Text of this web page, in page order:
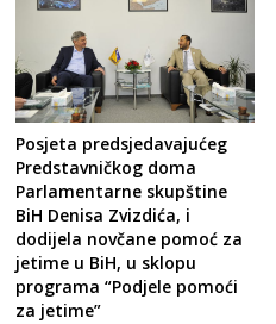
Posjeta predsjedavajućeg
Predstavničkog doma
Parlamentarne skupštine
BiH Denisa Zvizdića, i
dodijela novčane pomoć za
jetime u BiH, u sklopu
programa “Podjele pomoći
za jetime”